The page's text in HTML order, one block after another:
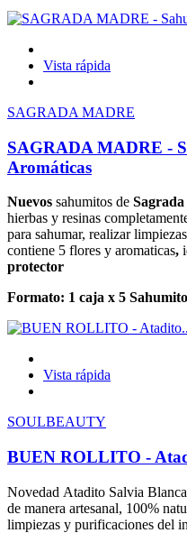
Vista rápida
SAGRADA MADRE
SAGRADA MADRE -
Aromáticas
Nuevos sahumitos de
hierbas y resinas
para sahumar, realizar
contiene 5 flores y aromaticas,
protector
Formato: 1 caja x 5
Vista rápida
SOULBEAUTY
BUEN ROLLITO -
Novedad Atadito Salvia
de manera artesanal, 100%
limpiezas y purificaciones del